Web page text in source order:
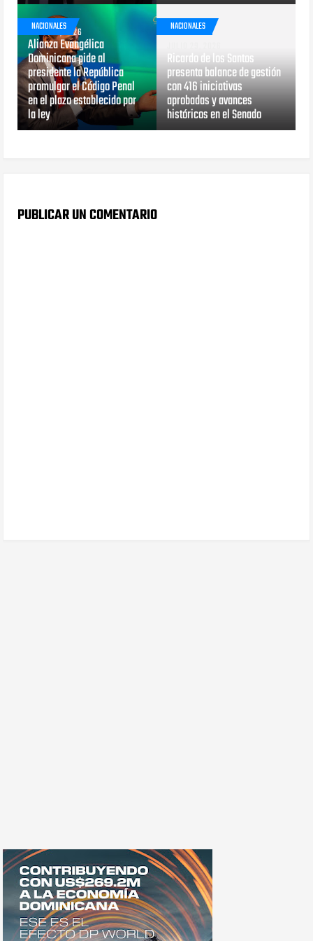
NACIONALES
JULIO 29, 2026
Alianza Evangélica
Dominicana pide al
presidente la República
promulgar el Código Penal
en el plazo establecido por
la ley
NACIONALES
Ricardo de los Santos
presenta balance de gestión
con 416 iniciativas
aprobadas y avances
históricos en el Senado
PUBLICAR UN COMENTARIO